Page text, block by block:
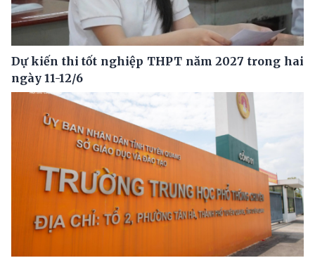
Dự kiến thi tốt nghiệp THPT năm 2027 trong hai
ngày 11-12/6